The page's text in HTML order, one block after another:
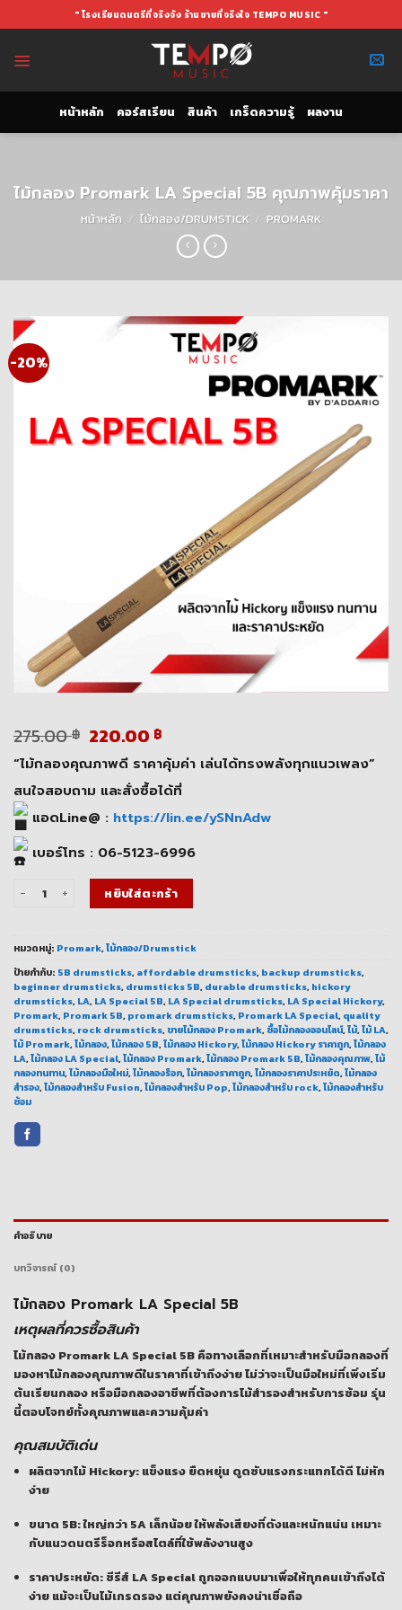
to
" โรงเรียนดนตรีที่จริงจัง ร้านขายที่จริงใจ TEMPO MUSIC "
หน้าหลัก คอร์สเรียน สินค้า เกร็ดความรู้ ผลงาน
ไม้กลอง Promark LA Special 5B คุณภาพคุ้มราคา
หน้าหลัก / ไม้กลอง/DRUMSTICK / PROMARK
-20%
275.00฿ Original
price
was:
275.00 ฿.
220.00 ฿Current
price
is:
220.00 ฿.
“ไม้กลองคุณภาพดี ราคาคุ้มค่า เล่นได้ทรงพลังทุกแนวเพลง”
สนใจสอบถาม และสั่งซื้อได้ที่
แอดLine@ : https://lin.ee/ySNnAdw
เบอร์โทร : 06-5123-6996
จำนวน ไม้กลอง Promark LA Special 5B คุณภาพคุ้มราคา ชิ้น
หยิบใส่ตะกร้า
หมวดหมู่: Promark,ไม้กลอง/Drumstick
ป้ายกำกับ: 5B drumsticks, affordable drumsticks, backup drumsticks,
beginner drumsticks, drumsticks 5B, durable drumsticks, hickory
drumsticks, LA, LA Special 5B, LA Special drumsticks, LA Special Hickory,
Promark, Promark 5B, promark drumsticks, Promark LA Special, quality
drumsticks, rock drumsticks, ขายไม้กลอง Promark, ซื้อไม้กลองออนไลน์,ไม้,ไม้ LA,
ไม้ Promark,ไม้กลอง,ไม้กลอง 5B,ไม้กลอง Hickory,ไม้กลอง Hickory ราคาถูก,ไม้กลอง
LA,ไม้กลอง LA Special,ไม้กลอง Promark,ไม้กลอง Promark 5B,ไม้กลองคุณภาพ,ไม้
กลองทนทาน,ไม้กลองมือใหม่,ไม้กลองร็อก,ไม้กลองราคาถูก,ไม้กลองราคาประหยัด,ไม้กลอง
สำรอง,ไม้กลองสำหรับ Fusion,ไม้กลองสำหรับ Pop,ไม้กลองสำหรับ rock,ไม้กลองสำหรับ
ซ้อม
คำอธิบาย
บทวิจารณ์ (0)
ไม้กลอง Promark LA Special 5B
เหตุผลที่ควรซื้อสินค้า
ไม้กลอง Promark LA Special 5B คือทางเลือกที่เหมาะสำหรับมือกลองที่
มองหาไม้กลองคุณภาพดีในราคาที่เข้าถึงง่าย ไม่ว่าจะเป็นมือใหม่ที่เพิ่งเริ่ม
ต้นเรียนกลอง หรือมือกลองอาชีพที่ต้องการไม้สำรองสำหรับการซ้อม รุ่น
นี้ตอบโจทย์ทั้งคุณภาพและความคุ้มค่า
คุณสมบัติเด่น
ผลิตจากไม้ Hickory: แข็งแรง ยืดหยุ่น ดูดซับแรงกระแทกได้ดี ไม่หัก
ง่าย
ขนาด 5B: ใหญ่กว่า 5A เล็กน้อย ให้พลังเสียงที่ดังและหนักแน่น เหมาะ
กับแนวดนตรีร็อกหรือสไตล์ที่ใช้พลังงานสูง
ราคาประหยัด: ซีรีส์ LA Special ถูกออกแบบมาเพื่อให้ทุกคนเข้าถึงได้
ง่าย แม้จะเป็นไม้เกรดรอง แต่คุณภาพยังคงน่าเชื่อถือ